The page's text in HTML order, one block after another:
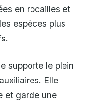
en rocailles et
espèces plus
supporte le plein
Elle
et garde une